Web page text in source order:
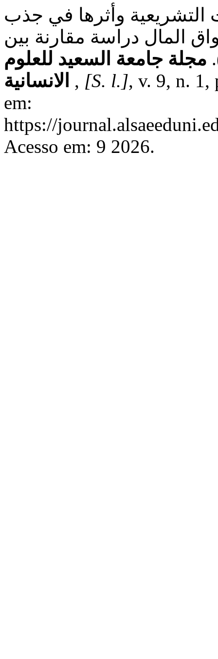
التشريعية وأثرها في جذب
المال دراسة مقارنة بين
مجلة جامعة السعيد للعلوم
, [S. l.], v. 9, n. 1,
em:
https://
Acesso em: 9 2026.